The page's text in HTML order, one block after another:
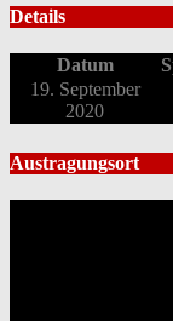
Details
Datum
19. September
2020
Austragungsort